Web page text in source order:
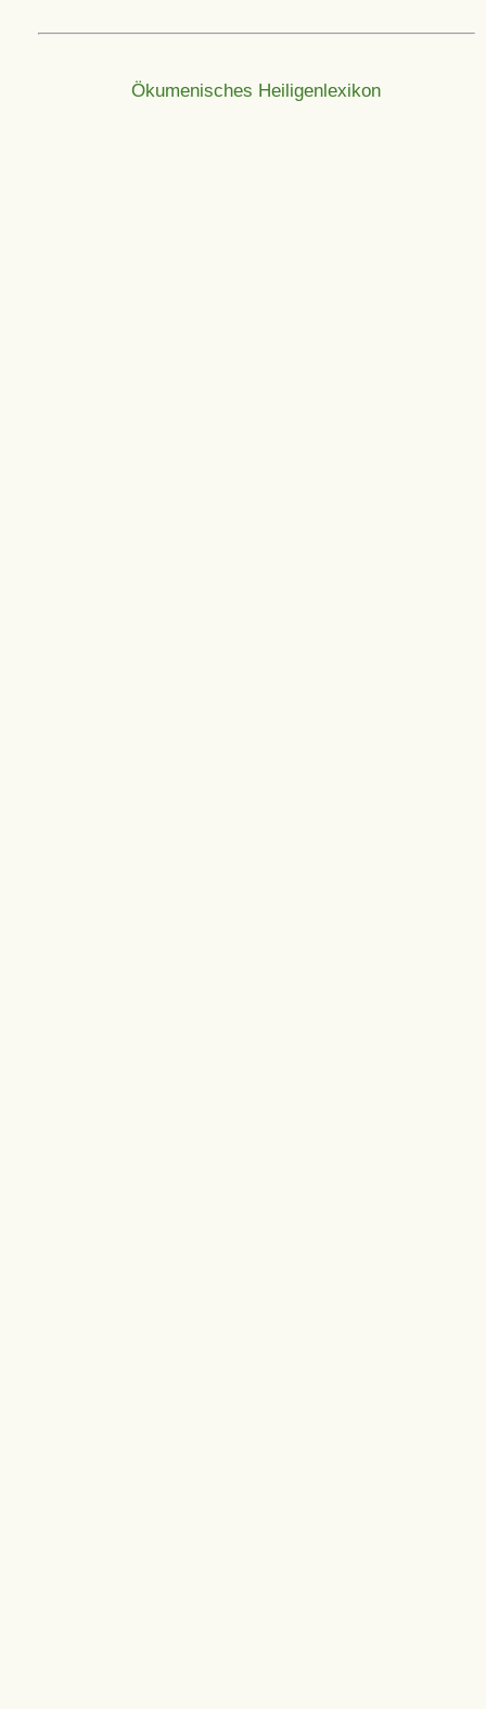
Ökumenisches Heiligenlexikon